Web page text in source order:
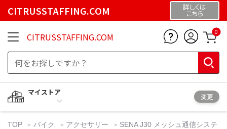
CITRUSSTAFFING.COM 詳しくは
こちら
CITRUSSTAFFING.COM 0
マイストア
変更
TOP バイク アクセサリー
SENA J30 メッシュ通信システ